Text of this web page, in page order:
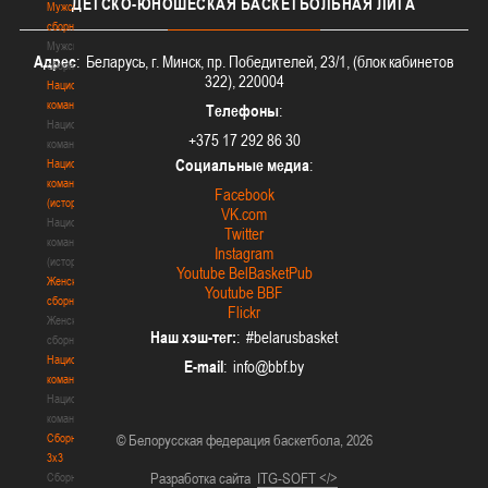
Мужские
сборные
Мужские
сборные
Национальная
команда
Национальная
команда
Национальная
команда
(история)
Национальная
команда
(история)
Женские
сборные
Женские
сборные
Национальная
команда
Национальная
команда
Сборные
3х3
Сборные
Адрес: Беларусь, г. Минск, пр. Победителей, 23/1, (блок кабинетов
322), 220004
Телефоны:
+375 17 292 86 30
Социальные медиа:
Facebook
VK.com
Twitter
Instagram
Youtube BelBasketPub
Youtube BBF
Flickr
Наш хэш-тег:: #belarusbasket
E-mail:
© Белорусская федерация баскетбола, 2026
Разработка сайта ITG-SOFT </>